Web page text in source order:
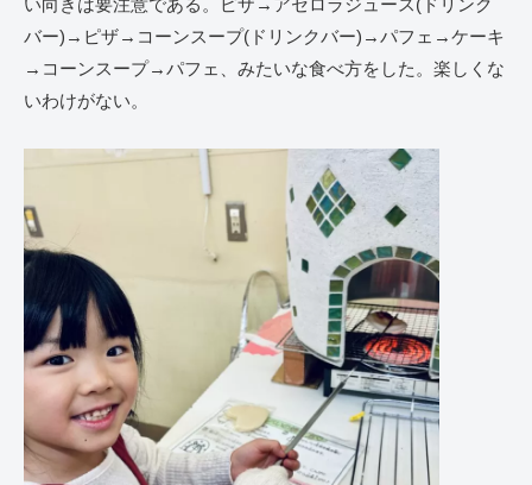
い向きは要注意である。ピザ→アセロラジュース(ドリンク
バー)→ピザ→コーンスープ(ドリンクバー)→パフェ→ケーキ
→コーンスープ→パフェ、みたいな食べ方をした。楽しくな
いわけがない。